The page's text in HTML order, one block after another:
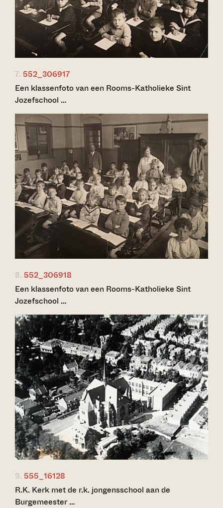
7. 552_306917
Een klassenfoto van een Rooms-Katholieke Sint
Jozefschool …
8. 552_306918
Een klassenfoto van een Rooms-Katholieke Sint
Jozefschool …
9. 555_16128
R.K. Kerk met de r.k. jongensschool aan de
Burgemeester …